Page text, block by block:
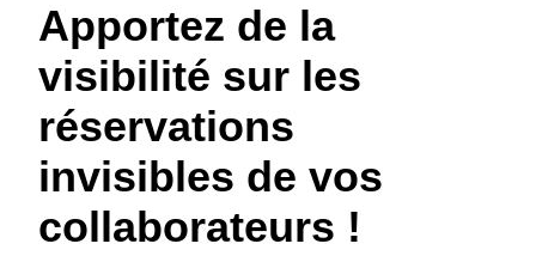
United States (English)
Canada (English)
México (Español)
Brasil (Português)
EUROPE
United Kingdom (English)
France (Français)
Deutschland (Deutsch)
Italia (Italiano)
ASIA PACIFIC
Apportez de la
visibilité sur les
réservations
invisibles de vos
collaborateurs !